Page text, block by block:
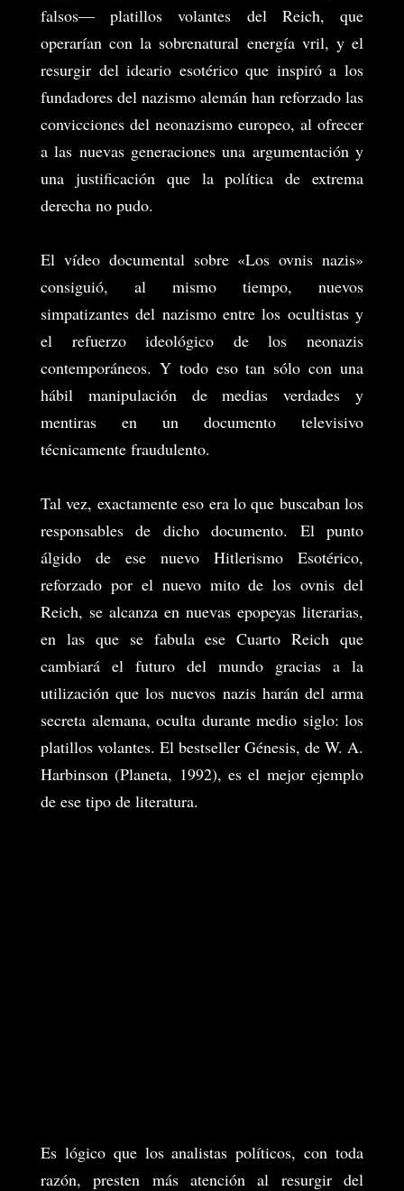
falsos— platillos volantes del Reich, que
operarían con la sobrenatural energía vril, y el
resurgir del ideario esotérico que inspiró a los
fundadores del nazismo alemán han reforzado las
convicciones del neonazismo europeo, al ofrecer
a las nuevas generaciones una argumentación y
una justificación que la política de extrema
derecha no pudo.
El vídeo documental sobre «Los ovnis nazis»
consiguió, al mismo tiempo, nuevos
simpatizantes del nazismo entre los ocultistas y
el refuerzo ideológico de los neonazis
contemporáneos. Y todo eso tan sólo con una
hábil manipulación de medias verdades y
mentiras en un documento televisivo
técnicamente fraudulento.
Tal vez, exactamente eso era lo que buscaban los
responsables de dicho documento. El punto
álgido de ese nuevo Hitlerismo Esotérico,
reforzado por el nuevo mito de los ovnis del
Reich, se alcanza en nuevas epopeyas literarias,
en las que se fabula ese Cuarto Reich que
cambiará el futuro del mundo gracias a la
utilización que los nuevos nazis harán del arma
secreta alemana, oculta durante medio siglo: los
platillos volantes. El bestseller Génesis, de W. A.
Harbinson (Planeta, 1992), es el mejor ejemplo
de ese tipo de literatura.
Es lógico que los analistas políticos, con toda
razón, presten más atención al resurgir del